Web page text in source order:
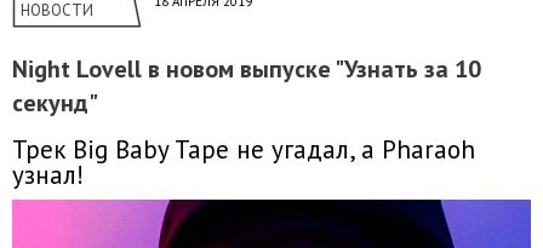
НОВОСТИ
Night Lovell в новом выпуске "Узнать за 10
секунд"
Трек Big Baby Tape не угадал, а Pharaoh
узнал!